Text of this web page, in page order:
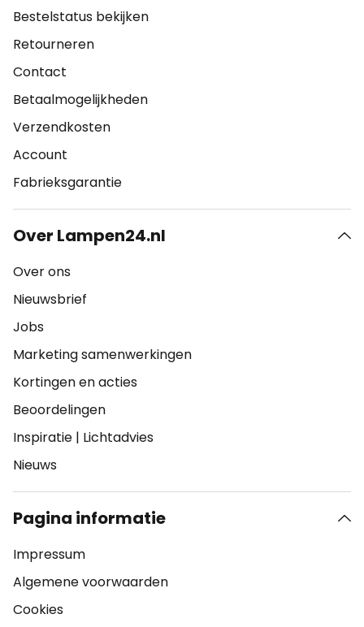
Bestelstatus bekijken
Retourneren
Contact
Betaalmogelijkheden
Verzendkosten
Account
Fabrieksgarantie
Over Lampen24.nl
Over ons
Nieuwsbrief
Jobs
Marketing samenwerkingen
Kortingen en acties
Beoordelingen
Inspiratie | Lichtadvies
Nieuws
Pagina informatie
Impressum
Algemene voorwaarden
Cookies